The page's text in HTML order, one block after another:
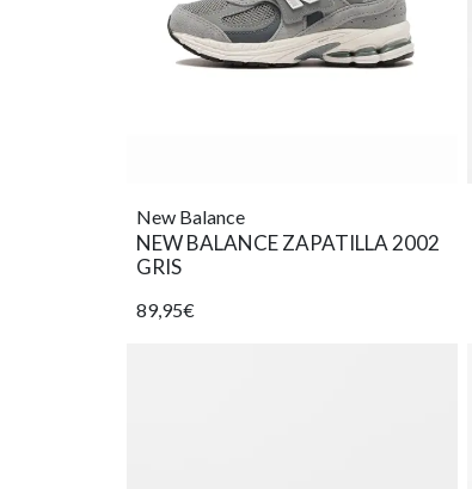
New Balance
NEW BALANCE ZAPATILLA 2002
GRIS
89,95€